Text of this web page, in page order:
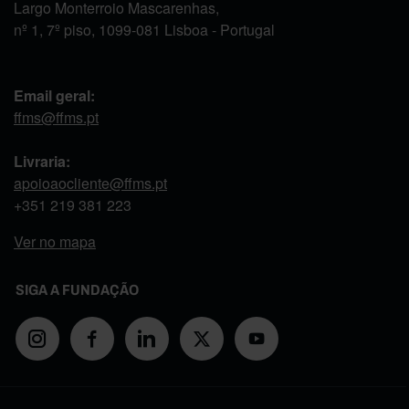
Largo Monterroio Mascarenhas,
nº 1, 7º piso, 1099-081 Lisboa - Portugal
Email geral:
ffms@ffms.pt
Livraria:
apoioaocliente@ffms.pt
+351 219 381 223
Ver no mapa
SIGA A FUNDAÇÃO